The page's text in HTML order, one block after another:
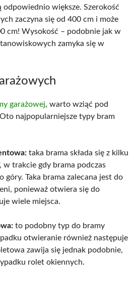
większe. Szerokość
zaczyna się od 400 cm i może
cm! Wysokość – podobnie jak w
zamyka się w
garażowej, warto wziąć pod
najpopularniejsze typy bram
taka brama składa się z kilku
w trakcie gdy brama podczas
góry. Taka brama zalecana jest do
ponieważ otwiera się do
wiele miejsca.
to podobny typ do bramy
otwieranie również następuje
zawija się jednak podobnie,
rolet okiennych.